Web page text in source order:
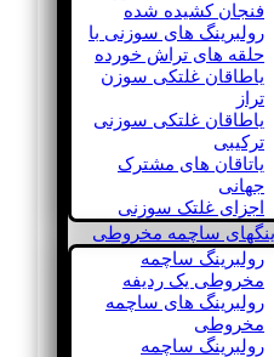
فنجان کشیده شده
رولبرینگ های سوزنی با
حلقه های تراش خورده
یاطاقان غلتکی سوزن
تراز
یاطاقان غلتکی سوزنی
ترکیبی
یاتاقان های مشترک
جهانی
اجزای غلتک سوزنی
ساچمه مخروطی
رولبرینگ ساچمه
مخروطی یک ردیفه
رولبرینگ های ساچمه
مخروطی
رولبرینگ ساچمه